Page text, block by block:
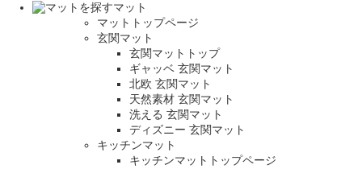
マット
マットトップページ
玄関マット
玄関マットトップ
ギャッベ 玄関マット
北欧 玄関マット
天然素材 玄関マット
洗える 玄関マット
ディズニー 玄関マット
キッチンマット
キッチンマットトップページ